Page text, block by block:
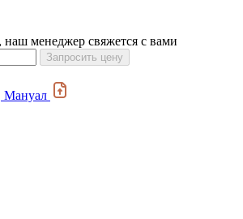
наш менеджер свяжется с вами
Запросить цену
Мануал